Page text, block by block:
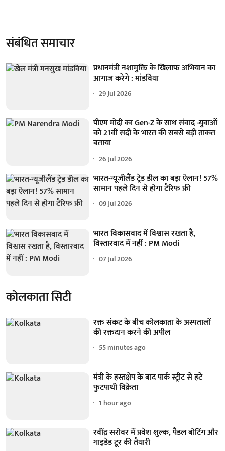
संबंधित समाचार
प्रधानमंत्री नशामुक्ति के खिलाफ अभियान का
आगाज करेंगे : मांडविया
29 Jul 2026
पीएम मोदी का Gen-Z के साथ संवाद -युवाओं
को 21वीं सदी के भारत की सबसे बड़ी ताकत
बताया
26 Jul 2026
भारत-न्यूजीलैंड ट्रेड डील का बड़ा ऐलान! 57%
सामान पहले दिन से होगा टैरिफ फ्री
09 Jul 2026
भारत विकासवाद में विश्वास रखता है,
विस्तारवाद में नहीं : PM Modi
07 Jul 2026
कोलकाता सिटी
रक्त संकट के बीच कोलकाता के अस्पतालों
की रक्तदान करने की अपील
55 minutes ago
मंत्री के हस्तक्षेप के बाद पार्क स्ट्रीट से हटे
फुटपाथी विक्रेता
1 hour ago
रवींद्र सरोवर में प्रवेश शुल्क, पैडल बोटिंग और
गाइडेड टूर की तैयारी